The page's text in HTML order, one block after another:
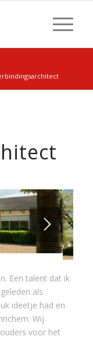
Een talent dat ik
als
ideetje had en
Wij